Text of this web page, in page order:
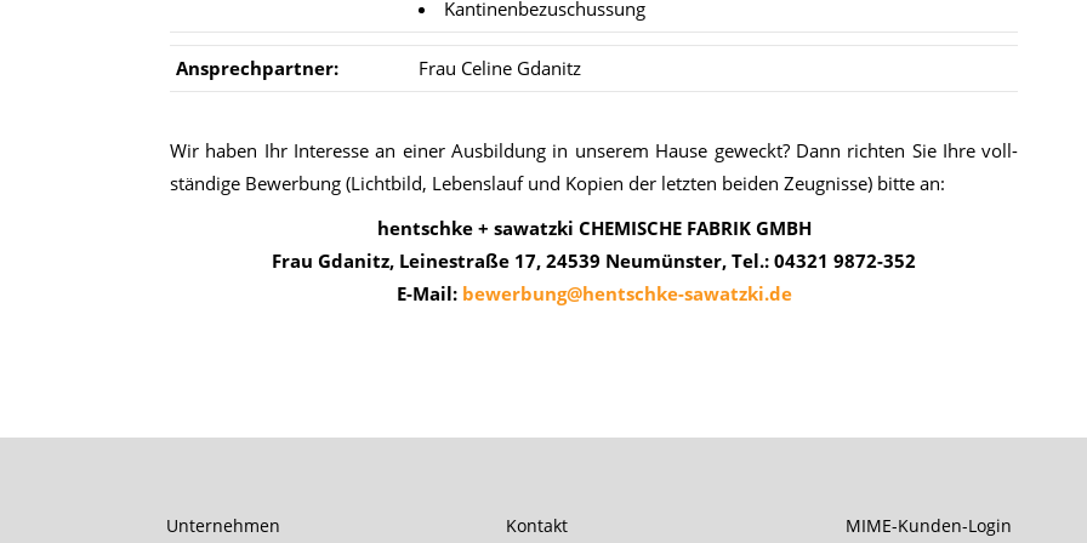
Kantinenbezuschussung
An­sprech­part­ner: Frau Celine Gdanitz
Wir ha­ben Ihr In­ter­es­se an ei­ner Aus­bil­dung in un­se­rem Hau­se ge­weckt? Dann rich­ten Sie Ihre voll­
stän­di­ge Be­wer­bung (Licht­bild, Le­bens­lauf und Ko­pi­en der letz­ten bei­den Zeug­nis­se) bit­te an:
hentschke + sawatzki CHEMISCHE FABRIK GMBH
Frau Gdanitz, Leinestraße 17, 24539 Neumünster, Tel.: 04321 9872-352
E-Mail: bewerbung@hentschke-sawatzki.de
Unternehmen Kontakt MIME-Kunden-Login